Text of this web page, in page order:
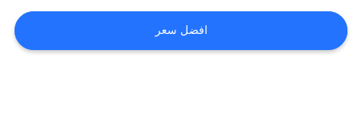
اطلب
اقتباس
افضل سعر